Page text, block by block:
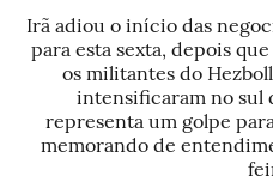
Irã adiou o início das
para esta sexta, depois
os militantes do
intensificaram no sul
representa um golpe
memorando de